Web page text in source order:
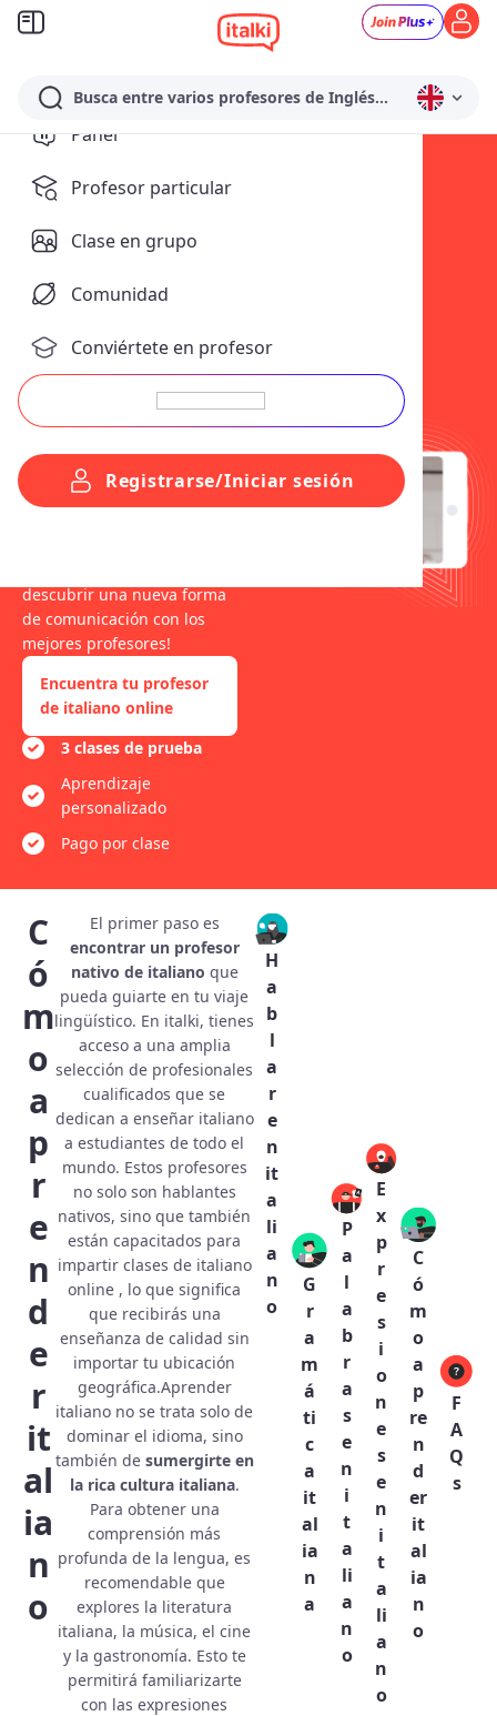
Panel
Profesor particular
Clase en grupo
Comunidad
Conviértete en profesor
Registrarse/Iniciar sesión
Busca entre varios profesores de Inglés...
Aprender
italiano
online
Aprender italiano online se
accesible y efectiva con la
ayuda de nuestros
profesores nativos de
italiano. En italki
herramientas necesarias
para aprender italiano a tu
descubrir una nueva forma
de comunicación con los
mejores profesores!
Encuentra tu profesor
de italiano online
3 clases de prueba
Aprendizaje
personalizado
Pago por clase
C
ó
m
o
a
p
r
e
n
d
e
r
it
al
ia
n
o
El primer paso es
encontrar un profesor
nativo de italiano que
pueda guiarte en tu viaje
lingüístico. En italki, tienes
acceso a una amplia
selección de profesionales
cualificados que se
dedican a enseñar italiano
a estudiantes de todo el
mundo. Estos profesores
no solo son hablantes
nativos, sino que también
están capacitados para
impartir clases de italiano
online , lo que significa
que recibirás una
enseñanza de calidad sin
importar tu ubicación
geográfica.Aprender
italiano no se trata solo de
dominar el idioma, sino
también desumergirte en
la rica cultura italiana.
Para obtener una
comprensión más
profunda de la lengua, es
recomendable que
explores la literatura
italiana, la música, el cine
y la gastronomía. Esto te
permitirá familiarizarte
con las expresiones
H
a
b
l
a
r
e
n
it
a
li
a
n
o
G
r
a
m
á
ti
c
a
it
al
ia
n
a
P
a
l
a
b
r
a
s
e
n
i
t
a
li
a
n
o
E
x
p
r
e
s
i
o
n
e
s
e
n
i
t
a
li
a
n
o
C
ó
m
o
a
p
re
n
d
er
it
al
ia
n
o
F
A
Q
s